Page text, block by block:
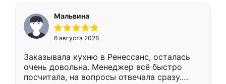
Мальвина
6 августа 2026
Заказывала кухню в Ренессанс, осталась
очень довольна. Менеджер всё быстро
посчитала, на вопросы отвечала сразу.